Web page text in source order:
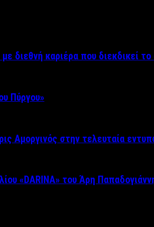
διεθνή καριέρα που διεκδικεί
Πύργου»
Αμοργινός στην τελευταία
«DARINA» του Άρη